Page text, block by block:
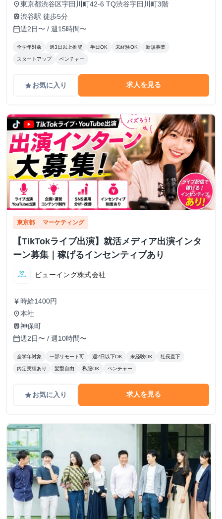
place東京都渋谷区宇田川町42-6 TQ渋谷宇田川町3階
train渋谷駅 徒歩5分
calendar_today週2日〜 / 週15時間〜
全学年対象 週3日以上推奨 半日OK 未経験OK 新規事業
スタートアップ ベンチャー
gradeお気に入り 求人を見る
東京都 マーケティング
【TikTokライブ出演】就活メディア出演インタ
ーン募集｜稼げるインセンティブあり
ビューイング株式会社
currency_yen 時給1400円
place本社
train神保町
calendar_today週2日〜 / 週10時間〜
全学年対象 一部リモート可 週2日以下OK 未経験OK 社長直下
内定実績あり 髪型自由 私服OK ベンチャー
gradeお気に入り 求人を見る